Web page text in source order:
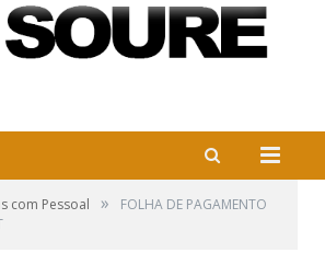
com Pessoal »
FOLHA DE PAGAMENTO